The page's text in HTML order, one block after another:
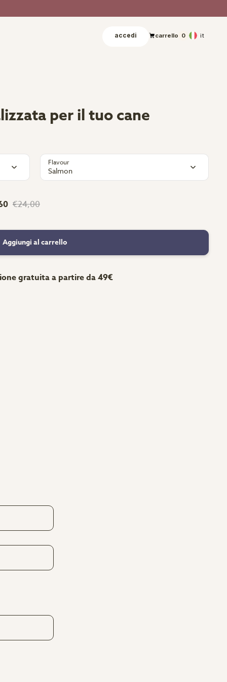
accedi carrello 0 it
per il tuo cane
Flavour
Salmon
€24,00
Aggiungi al carrello
gratuita a partire da 49€